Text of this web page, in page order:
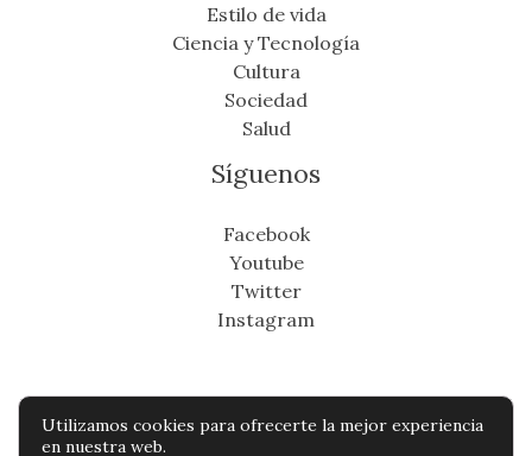
Estilo de vida
Ciencia y Tecnología
Cultura
Sociedad
Salud
Síguenos
Facebook
Youtube
Twitter
Instagram
Copyright © Todos os direitos reservados -
Utilizamos cookies para ofrecerte la mejor experiencia
en nuestra web.